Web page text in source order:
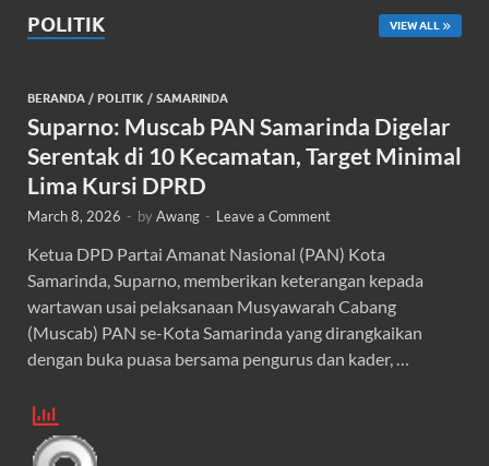
POLITIK VIEW ALL
BERANDA / POLITIK / SAMARINDA
Suparno: Muscab PAN Samarinda Digelar
Serentak di 10 Kecamatan, Target Minimal
Lima Kursi DPRD
March 8, 2026 - byAwang - Leave a Comment
Ketua DPD Partai Amanat Nasional (PAN) Kota
Samarinda, Suparno, memberikan keterangan kepada
wartawan usai pelaksanaan Musyawarah Cabang
(Muscab) PAN se-Kota Samarinda yang dirangkaikan
dengan buka puasa bersama pengurus dan kader, …